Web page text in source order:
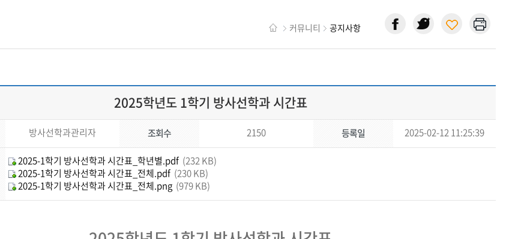
커뮤니티 공지사항
2025학년도 1학기 방사선학과 시간표
방사선학과관리자 조회수 2150 등록일 2025-02-12 11:25:39
2025-1학기 방사선학과 시간표_학년별.pdf(232 KB)
2025-1학기 방사선학과 시간표_전체.pdf(230 KB)
2025-1학기 방사선학과 시간표_전체.png(979 KB)